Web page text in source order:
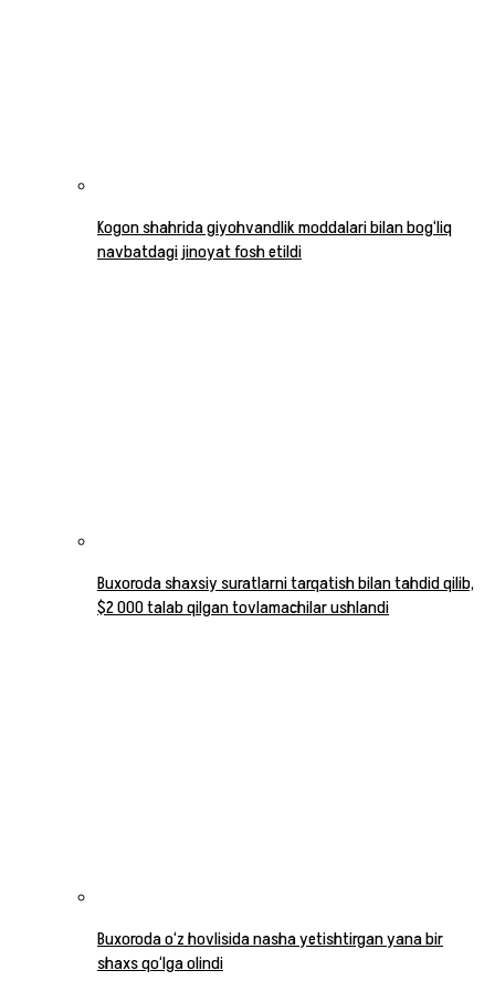
Kogon shahrida giyohvandlik moddalari bilan bog‘liq
navbatdagi jinoyat fosh etildi
Buxoroda shaxsiy suratlarni tarqatish bilan tahdid qilib,
$2 000 talab qilgan tovlamachilar ushlandi
Buxoroda o‘z hovlisida nasha yetishtirgan yana bir
shaxs qo‘lga olindi